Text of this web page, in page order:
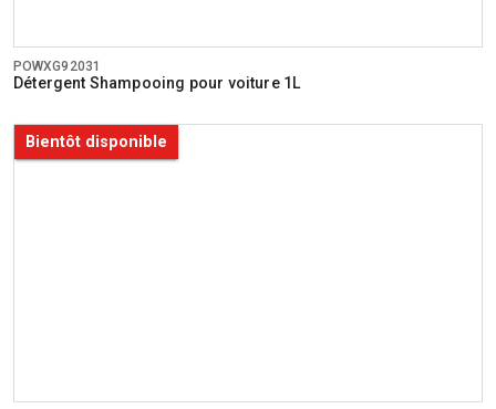
POWXG92031
Détergent Shampooing pour voiture 1L
Bientôt disponible